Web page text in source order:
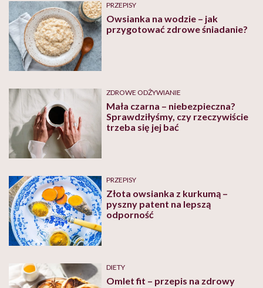
PRZEPISY
Owsianka na wodzie – jak
przygotować zdrowe śniadanie?
ZDROWE ODŻYWIANIE
Mała czarna – niebezpieczna?
Sprawdziłyśmy, czy rzeczywiście
trzeba się jej bać
PRZEPISY
Złota owsianka z kurkumą –
pyszny patent na lepszą
odporność
DIETY
Omlet fit – przepis na zdrowy